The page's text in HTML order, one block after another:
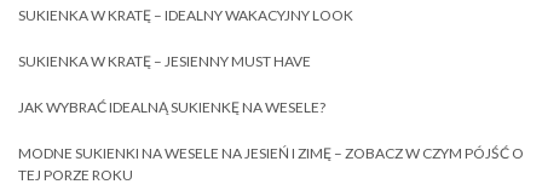
SUKIENKA W KRATĘ – IDEALNY WAKACYJNY LOOK
SUKIENKA W KRATĘ – JESIENNY MUST HAVE
JAK WYBRAĆ IDEALNĄ SUKIENKĘ NA WESELE?
MODNE SUKIENKI NA WESELE NA JESIEŃ I ZIMĘ – ZOBACZ W CZYM PÓJŚĆ O
TEJ PORZE ROKU